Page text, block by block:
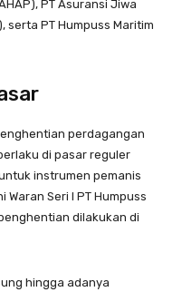
PT Asuransi Jiwa
serta PT Humpuss Maritim
perdagangan
di pasar reguler
instrumen pemanis
Seri I PT Humpuss
dilakukan di
hingga adanya